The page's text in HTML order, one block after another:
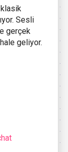
klasik
Sesli
gerçek
geliyor.